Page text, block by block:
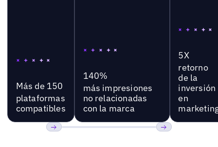
Más de 150
plataformas
compatibles
140%
más impresiones
no relacionadas
con la marca
5X
retorno
de la
inversión
en